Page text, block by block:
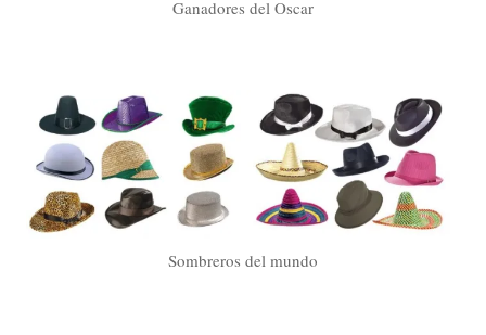
Ganadores del Oscar
Sombreros del mundo